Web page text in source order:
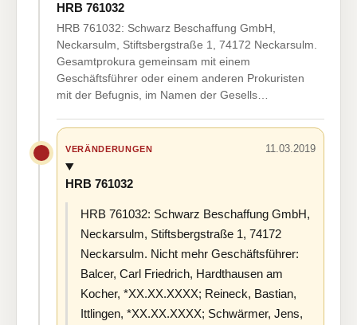
HRB 761032
HRB 761032: Schwarz Beschaffung GmbH,
Neckarsulm, Stiftsbergstraße 1, 74172 Neckarsulm.
Gesamtprokura gemeinsam mit einem
Geschäftsführer oder einem anderen Prokuristen
mit der Befugnis, im Namen der Gesells…
VERÄNDERUNGEN 11.03.2019
HRB 761032
HRB 761032: Schwarz Beschaffung GmbH,
Neckarsulm, Stiftsbergstraße 1, 74172
Neckarsulm. Nicht mehr Geschäftsführer:
Balcer, Carl Friedrich, Hardthausen am
Kocher, *XX.XX.XXXX; Reineck, Bastian,
Ittlingen, *XX.XX.XXXX; Schwärmer, Jens,